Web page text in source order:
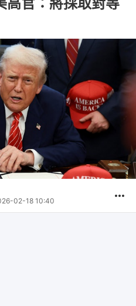
官：將採取對等
02-18 10:40